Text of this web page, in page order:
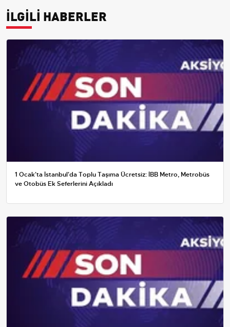
İLGİLİ HABERLER
1 Ocak'ta İstanbul'da Toplu Taşıma Ücretsiz: İBB Metro, Metrobüs
ve Otobüs Ek Seferlerini Açıkladı